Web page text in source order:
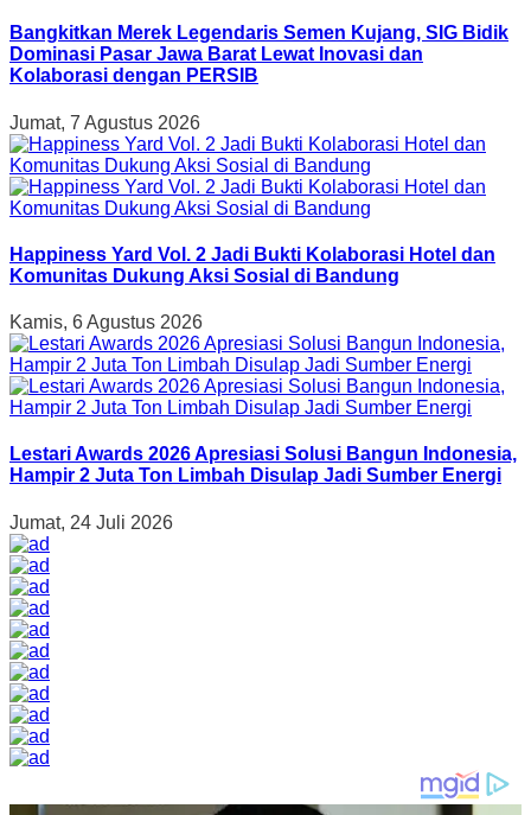
Bangkitkan Merek Legendaris Semen Kujang, SIG Bidik
Dominasi Pasar Jawa Barat Lewat Inovasi dan
Kolaborasi dengan PERSIB
Jumat, 7 Agustus 2026
Happiness Yard Vol. 2 Jadi Bukti Kolaborasi Hotel dan
Komunitas Dukung Aksi Sosial di Bandung
Kamis, 6 Agustus 2026
Lestari Awards 2026 Apresiasi Solusi Bangun Indonesia,
Hampir 2 Juta Ton Limbah Disulap Jadi Sumber Energi
Jumat, 24 Juli 2026